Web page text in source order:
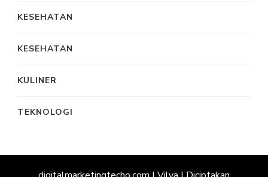
KESEHATAN
KESEHATAN
KULINER
TEKNOLOGI